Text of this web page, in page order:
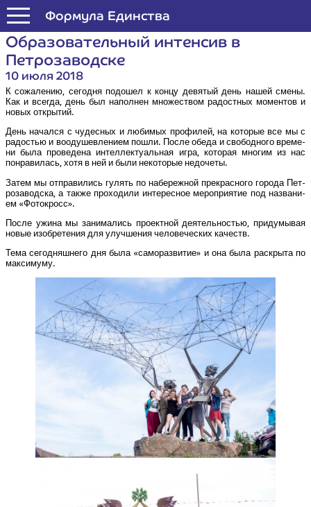
Формула Единства
Обра­зо­ва­тель­ный интен­сив в
Петрозаводске
10 июля 2018
К сожа­ле­нию, сего­дня подо­шел к кон­цу девя­тый день нашей сме­ны.
Как и все­гда, день был напол­нен мно­же­ством радост­ных момен­тов и
новых открытий.
День начал­ся с чудес­ных и люби­мых про­фи­лей, на кото­рые все мы с
радо­стью и вооду­шев­ле­ни­ем пошли. После обе­да и сво­бод­но­го вре­ме­
ни была про­ве­де­на интел­лек­ту­аль­ная игра, кото­рая мно­гим из нас
понра­ви­лась, хотя в ней и были неко­то­рые недочеты.
Затем мы отпра­ви­лись гулять по набе­реж­ной пре­крас­но­го горо­да Пет­
ро­за­вод­ска, а так­же про­хо­ди­ли инте­рес­ное меро­при­я­тие под назва­ни­
ем «Фото­кросс».
После ужи­на мы зани­ма­лись про­ект­ной дея­тель­но­стью, при­ду­мы­вая
новые изоб­ре­те­ния для улуч­ше­ния чело­ве­че­ских качеств.
Тема сего­дняш­не­го дня была «само­раз­ви­тие» и она была рас­кры­та по
максимуму.